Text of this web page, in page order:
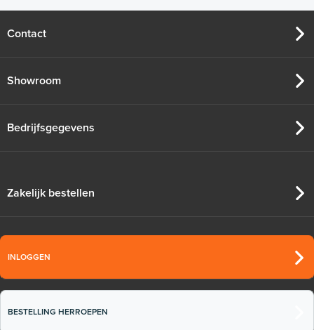
Contact
Showroom
Bedrijfsgegevens
Zakelijk bestellen
INLOGGEN
BESTELLING HERROEPEN